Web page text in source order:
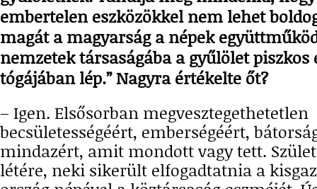
embertelen eszközökkel nem lehet
magát a magyarság a népek
nemzetek társaságába a gyűlölet piszkos
tógájában lép.” Nagyra értékelte őt?
– Igen. Elsősorban megvesztegethetetlen
becsületességéért, emberségéért,
mindazért, amit mondott vagy tett.
létére, neki sikerült elfogadtatnia a